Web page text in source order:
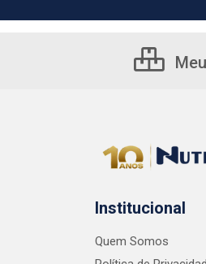
Institucional
Quem Somos